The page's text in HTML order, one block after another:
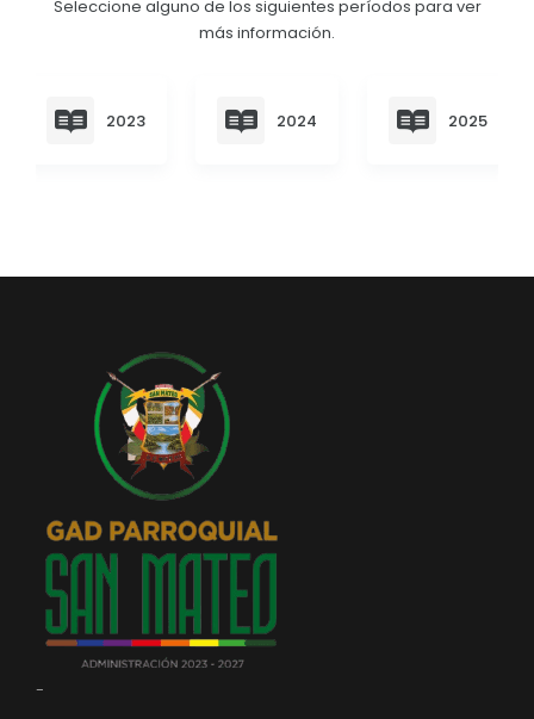
Convocatorias
Plan de desarrollo y Ordenamiento Territorial -
Procesos de contratación
Ejecución Presupuestaria
Obras y proyectos
Seleccione alguno de los siguientes períodos para ver
más información.
2023 2024 2025
-